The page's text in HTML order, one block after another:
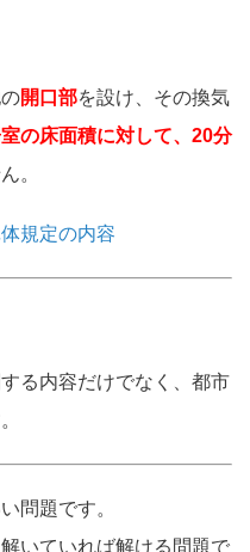
開口部を設け、その換気
室の床面積に対して、20分
。
規定の内容
る内容だけでなく、都市
問題です。
いていれば解ける問題で